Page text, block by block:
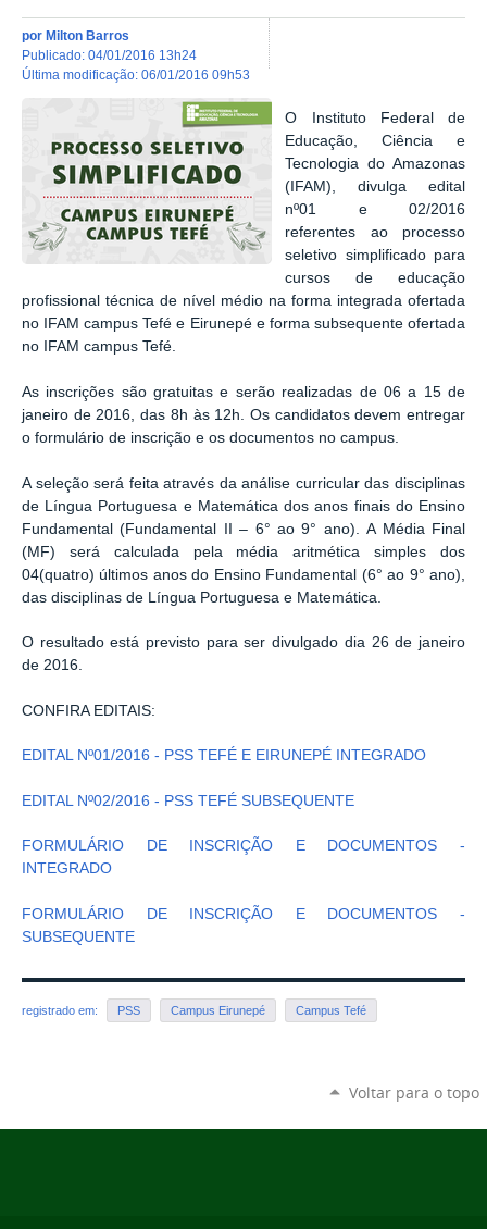
por Milton Barros
publicado: 04/01/2016 13h24
última modificação: 06/01/2016 09h53
O Instituto Federal de
Educação, Ciência e
Tecnologia do Amazonas
(IFAM), divulga edital
nº01 e 02/2016
referentes ao processo
seletivo simplificado para
cursos de educação
profissional técnica de nível médio na forma integrada ofertada
no IFAM campus Tefé e Eirunepé e forma subsequente ofertada
no IFAM campus Tefé.
As inscrições são gratuitas e serão realizadas de 06 a 15 de
janeiro de 2016, das 8h às 12h. Os candidatos devem entregar
o formulário de inscrição e os documentos no campus.
A seleção será feita através da análise curricular das disciplinas
de Língua Portuguesa e Matemática dos anos finais do Ensino
Fundamental (Fundamental II – 6° ao 9° ano). A Média Final
(MF) será calculada pela média aritmética simples dos
04(quatro) últimos anos do Ensino Fundamental (6° ao 9° ano),
das disciplinas de Língua Portuguesa e Matemática.
O resultado está previsto para ser divulgado dia 26 de janeiro
de 2016.
CONFIRA EDITAIS:
EDITAL Nº01/2016 - PSS TEFÉ E EIRUNEPÉ INTEGRADO
EDITAL Nº02/2016 - PSS TEFÉ SUBSEQUENTE
FORMULÁRIO DE INSCRIÇÃO E DOCUMENTOS -
INTEGRADO
FORMULÁRIO DE INSCRIÇÃO E DOCUMENTOS -
SUBSEQUENTE
registrado em: PSS Campus Eirunepé Campus Tefé
Voltar para o topo